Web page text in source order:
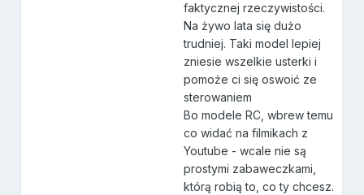
faktycznej rzeczywistości.
Na żywo lata się dużo
trudniej. Taki model lepiej
zniesie wszelkie usterki i
pomoże ci się oswoić ze
sterowaniem
Bo modele RC, wbrew temu
co widać na filmikach z
Youtube - wcale nie są
prostymi zabaweczkami,
którą robią to, co ty chcesz.